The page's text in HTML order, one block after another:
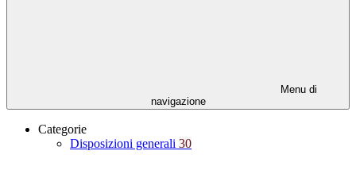
Menu di
navigazione
Categorie
Disposizioni generali 30